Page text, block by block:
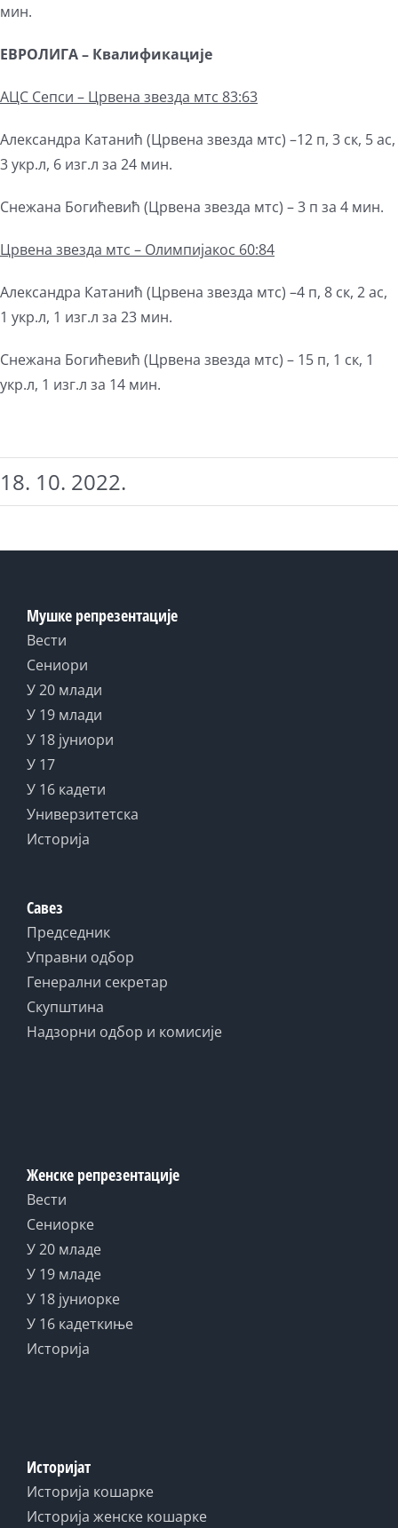
мин.
ЕВРОЛИГА– Квалификације
АЦС Сепси – Црвена звезда мтс 83:63
Александра Катанић (Црвена звезда мтс) –12 п, 3 ск, 5 ас,
3 укр.л, 6 изг.л за 24 мин.
Снежана Богићевић (Црвена звезда мтс) – 3 п за 4 мин.
Црвена звезда мтс – Олимпијакос 60:84
Александра Катанић (Црвена звезда мтс) –4 п, 8 ск, 2 ас,
1 укр.л, 1 изг.л за 23 мин.
Снежана Богићевић (Црвена звезда мтс) – 15 п, 1 ск, 1
укр.л, 1 изг.л за 14 мин.
18. 10. 2022.
Мушке репрезентације
Вести
Сениори
У 20 млади
У 19 млади
У 18 јуниори
У 17
У 16 кадети
Универзитетска
Историја
Савез
Председник
Управни одбор
Генерални секретар
Скупштина
Надзорни одбор и комисије
Женске репрезентације
Вести
Сениорке
У 20 младе
У 19 младе
У 18 јуниорке
У 16 кадеткиње
Историја
Историјат
Историја кошарке
Историја женске кошарке